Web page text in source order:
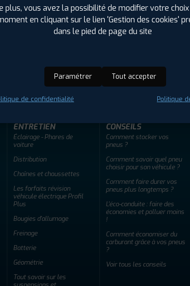
Offres d'emploi FAQ
ENTRETIEN
Éclairage - Phares de
voiture
Distribution
Chaînes et chaussettes
Les forfaits révision
véhicule électrique Profil
Plus
Bougies d'allumage
Freinage
Batterie
Géométrie
Tout savoir sur les
CONSEILS
Comment stocker vos
pneus ?
Comment savoir quel pneu
choisir pour son véhicule ?
Comment faire durer vos
pneus plus longtemps ?
L'éco-conduite : faire des
économies et polluer moins
!
Comment économiser du
carburant grâce à vos pneus
?
Voir tous les conseils
plus, vous avez la possibilité de modifier votre
en cliquant sur le lien 'Gestion des cookies'
dans le pied de page du site
Paramétrer Tout accepter
de confidentialité Politique